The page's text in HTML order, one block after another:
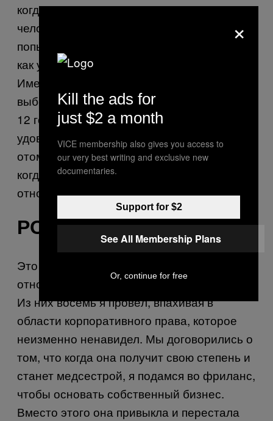
когда он рассказал одному знакомому мне
человеку, что он со мной лишь ради
попытки получить британский паспорт, так
как у него есть «политические амбиции».
Имейте в виду, что в целом он получил на
выборах студенческого президента целых
12 голосов. Я бы с огромным
удовольствием сказала, что серьёзно ему
отомстила, но больнее всего ему было,
когда официально начались наши
отношения с Лорой.
РОБЕРТ*, 34 ГОДА
Это были мои первые серьёзные
отношения. Они продлились девять лет.
Из них восемь я провёл, впахивая в
области корпоративного права, которое
неизменно ненавидел. Мы договорились о
том, что когда она получит свою степень и
станет медсестрой, я подамся во фриланс,
чтобы основать собственный бизнес.
Вместо этого она привыкла и перестала
×
Kill the ads for
just $2 a month
VICE membership also gives you access to
our very best writing and exclusive new
documentaries.
Support for $2
See All Membership Plans
Or, continue for free